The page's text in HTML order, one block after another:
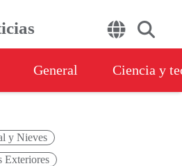
General Ciencia y
y Nieves
Exteriores